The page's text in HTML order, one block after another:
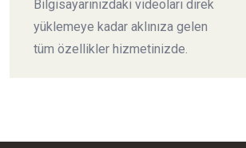
Bilgisayarınızdaki videoları direk
yüklemeye kadar aklınıza gelen
tüm özellikler hizmetinizde.